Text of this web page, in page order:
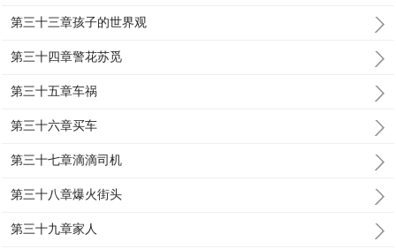
第三十三章孩子的世界观
第三十四章警花苏觅
第三十五章车祸
第三十六章买车
第三十七章滴滴司机
第三十八章爆火街头
第三十九章家人